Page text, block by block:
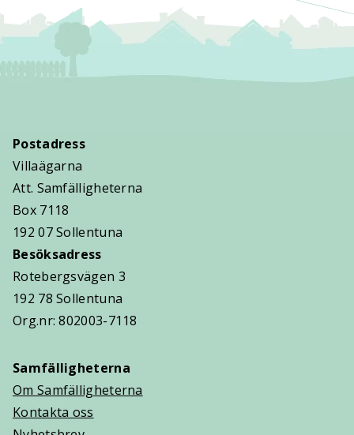
Postadress
Villaägarna
Att. Samfälligheterna
Box 7118
192 07 Sollentuna
Besöksadress
Rotebergsvägen 3
192 78 Sollentuna
Org.nr: 802003-7118
Samfälligheterna
Om Samfälligheterna
Kontakta oss